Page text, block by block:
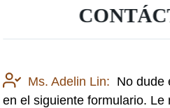
Ms. Adelin Lin: No dude
en el siguiente formulario. Le